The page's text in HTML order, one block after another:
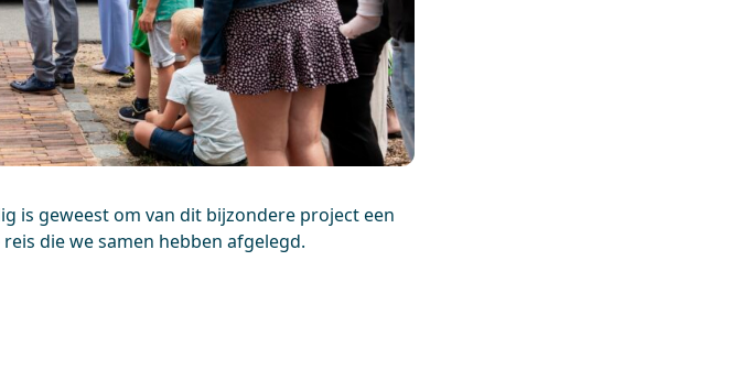
is geweest om van dit bijzondere project een
die we samen hebben afgelegd.